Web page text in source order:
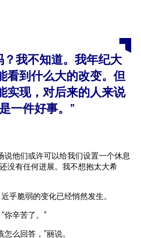
？我不知道。我年纪大
看到什么大的改变。但
实现，对后来的人来说
一件好事。”
说他们或许可以给我们设置一个休息
没有任何进展。我不想抱太大希
乎脆弱的变化已经悄然发生。
你辛苦了。”
么回答，”丽说。